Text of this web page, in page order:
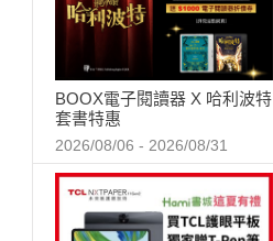
BOOX電子閱讀器 X 哈利波特
套書特惠
2026/08/06 - 2026/08/31